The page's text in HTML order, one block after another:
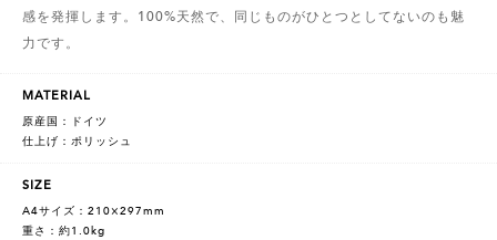
感を発揮します。100%天然で、同じものがひとつとしてないのも魅
力です。
MATERIAL
原産国：ドイツ
仕上げ：ポリッシュ
SIZE
A4サイズ：210×297mm
重さ：約1.0kg